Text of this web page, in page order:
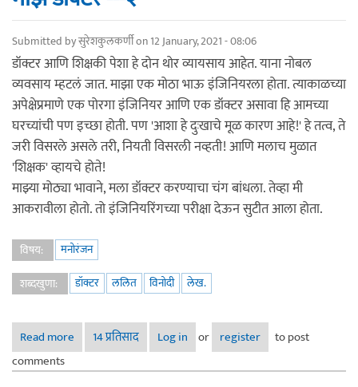
Submitted byसुरेशकुलकर्णीon 12 January, 2021 - 08:06
डॉक्टर आणि शिक्षकी पेशा हे दोन थोर व्यायसाय आहेत. याना नोबल
व्यवसाय म्हटलं जात. माझा एक मोठा भाऊ इंजिनियरला होता. त्याकाळच्या
अपेक्षेप्रमाणे एक पोरगा इंजिनियर आणि एक डॉक्टर असावा हि आमच्या
घरच्यांची पण इच्छा होती. पण 'आशा हे दुःखाचे मूळ कारण आहे!' हे तत्व, ते
जरी विसरले असले तरी, नियती विसरली नव्हती! आणि मलाच मुळात
'शिक्षक' व्हायचे होते!
माझ्या मोठ्या भावाने, मला डॉक्टर करण्याचा चंग बांधला. तेव्हा मी
आकरावीला होतो. तो इंजिनियरिंगच्या परीक्षा देऊन सुटीत आला होता.
विषय:
मनोरंजन
शब्दखुणा:
डॉक्टर ललित विनोदी लेख.
Read more about माझे डॉक्टर ---२
14 प्रतिसाद Log in or register
to post
comments